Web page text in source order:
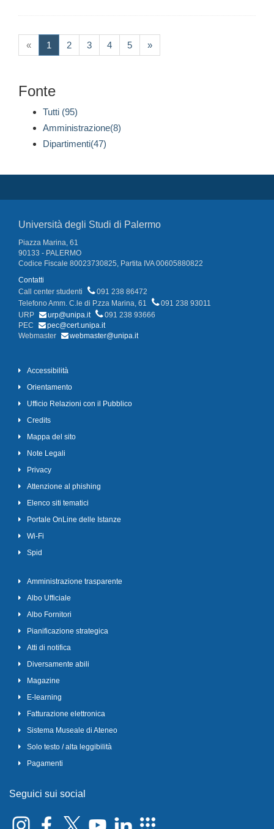
« 1 (current)
2 3 4 5 »
Fonte
Tutti (95)
Amministrazione(8)
Dipartimenti(47)
Università degli Studi di Palermo
Piazza Marina, 61
90133 - PALERMO
Codice Fiscale 80023730825, Partita IVA 00605880822
Contatti
Call center studenti
091 238 86472
Telefono Amm. C.le di P.zza Marina, 61
091 238 93011
URP
urp@unipa.it
091 238 93666
PEC
pec@cert.unipa.it
Webmaster
webmaster@unipa.it
Accessibilità
Orientamento
Ufficio Relazioni con il Pubblico
Credits
Mappa del sito
Note Legali
Privacy
Attenzione al phishing
Elenco siti tematici
Portale OnLine delle Istanze
Wi-Fi
Spid
Amministrazione trasparente
Albo Ufficiale
Albo Fornitori
Pianificazione strategica
Atti di notifica
Diversamente abili
Magazine
E-learning
Fatturazione elettronica
Sistema Museale di Ateneo
Solo testo / alta leggibilità
Pagamenti
Seguici sui social